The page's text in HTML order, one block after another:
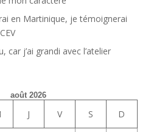
en Martinique, je témoignerai
car j’ai grandi avec l’atelier
août 2026
J V S D